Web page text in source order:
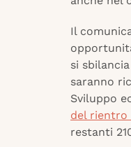
Il
si
saranno
Sviluppo
del rientro
restanti